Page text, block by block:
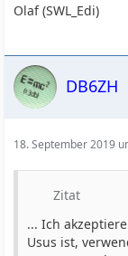
Olaf (SWL_Edi)
DB6ZH
18. September 2019
Zitat
... Ich
Usus ist,